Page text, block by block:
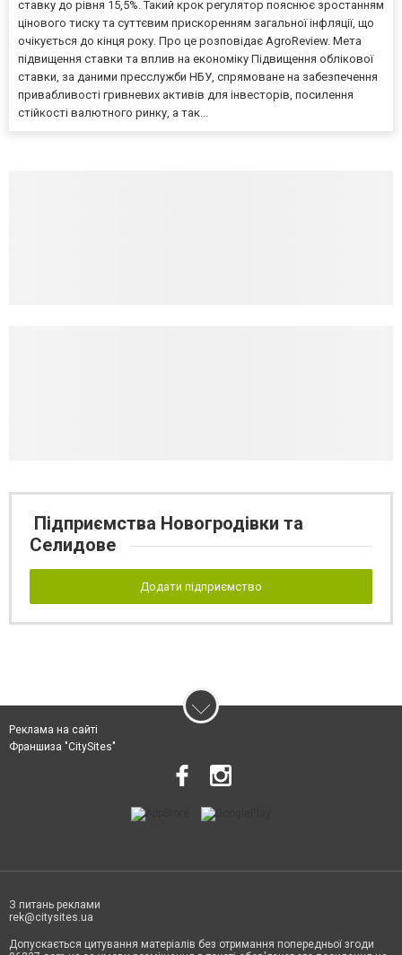
ставку до рівня 15,5%. Такий крок регулятор пояснює зростанням
цінового тиску та суттєвим прискоренням загальної інфляції, що
очікується до кінця року. Про це розповідає AgroReview. Мета
підвищення ставки та вплив на економіку Підвищення облікової
ставки, за даними пресслужби НБУ, спрямоване на забезпечення
привабливості гривневих активів для інвесторів, посилення
стійкості валютного ринку, а так...
Підприємства Новогродівки та
Селидове
Додати підприємство
Реклама на сайті
Франшиза "CitySites"
З питань реклами
rek@citysites.ua
Допускається цитування матеріалів без отримання попередньої згоди